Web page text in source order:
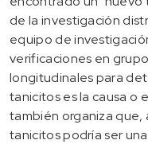
de la investigación
equipo de
verificaciones en
longitudinales para
tanicitos es la causa o
también organiza que,
tanicitos podría ser